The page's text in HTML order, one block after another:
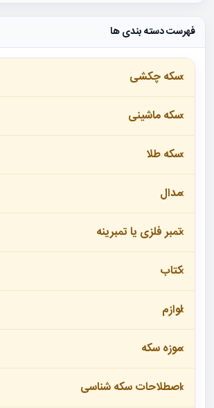
فهرست دسته بندی ها
سکه چکشی
سکه ماشینی
سکه طلا
مدال
تمبر فلزی یا تمبرینه
کتاب
لوازم
موزه سکه
اصطلاحات سکه شناسی